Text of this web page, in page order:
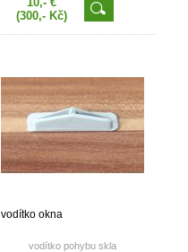
(300,- Kč)
vodítko okna
vodítko pohybu skla